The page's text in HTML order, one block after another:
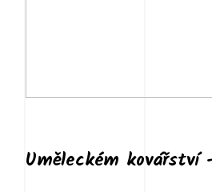
Uměleckém kovářství